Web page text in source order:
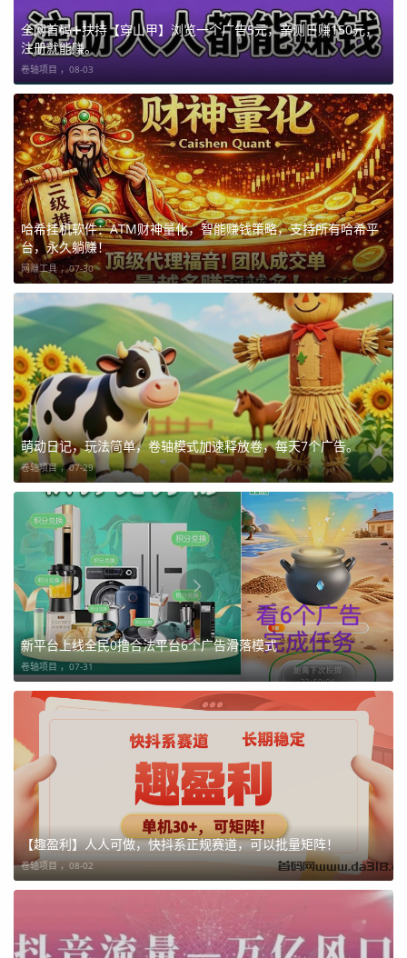
全网首码➕扶持【穿山甲】浏览一个广告5元，亲测日赚150元，
注册就能赚。
卷轴项目 ， 08-03
哈希挂机软件：ATM财神量化，智能赚钱策略，支持所有哈希平
台，永久躺赚！
网赚工具 ，07-30
萌动日记，玩法简单，卷轴模式加速释放卷，每天7个广告。
卷轴项目 ，07-29
新平台上线全民0撸合法平台6个广告滑落模式
卷轴项目 ，07-31
【趣盈利】人人可做，快抖系正规赛道，可以批量矩阵！
卷轴项目 ，08-02